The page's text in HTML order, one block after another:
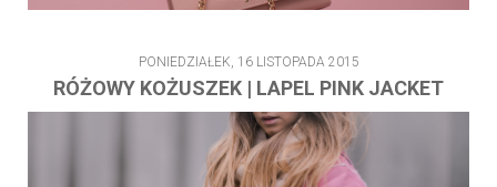
PONIEDZIAŁEK, 16 LISTOPADA 2015
RÓŻOWY KOŻUSZEK | LAPEL PINK JACKET